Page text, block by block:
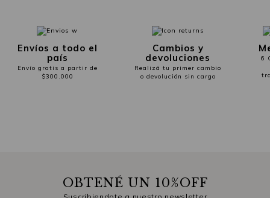
Envíos a todo el
país
Envío gratis a partir de
$300.000
Cambios y
devoluciones
Realizá tu primer cambio
o devolución sin cargo
6
OBTENÉ UN 10%OFF